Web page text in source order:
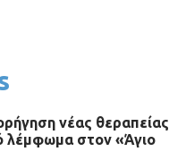
νέας θεραπείας
λέμφωμα στον «Άγιο